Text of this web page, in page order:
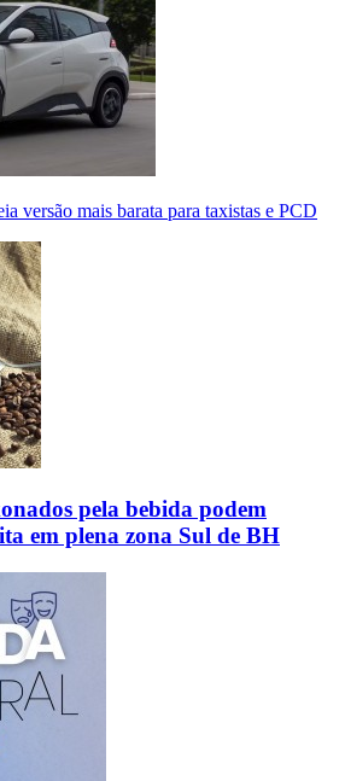
versão mais barata para taxistas e PCD
pela bebida podem
em plena zona Sul de BH